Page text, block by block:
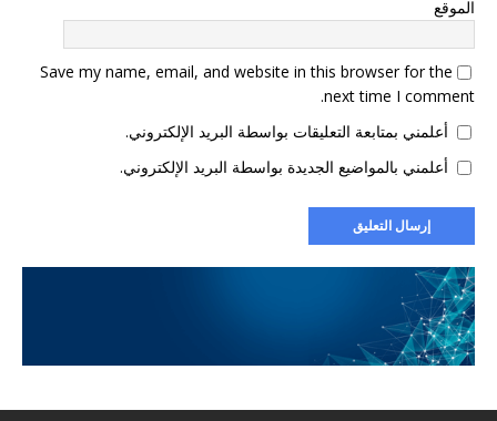
الموقع
Save my name, email, and website in this browser for the
next time I comment.
أعلمني بمتابعة التعليقات بواسطة البريد الإلكتروني.
أعلمني بالمواضيع الجديدة بواسطة البريد الإلكتروني.